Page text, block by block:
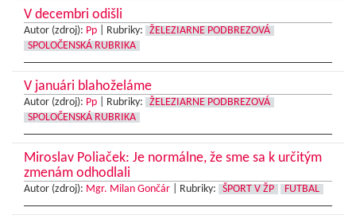
V decembri odišli
Autor (zdroj): Pp Rubriky:
ŽELEZIARNE PODBREZOVÁ
SPOLOČENSKÁ RUBRIKA
V januári blahoželáme
Autor (zdroj): Pp Rubriky:
ŽELEZIARNE PODBREZOVÁ
SPOLOČENSKÁ RUBRIKA
Miroslav Poliaček: Je normálne, že sme sa k určitým
zmenám odhodlali
Autor (zdroj): Mgr. Milan Gončár Rubriky: ŠPORT V ŽP FUTBAL